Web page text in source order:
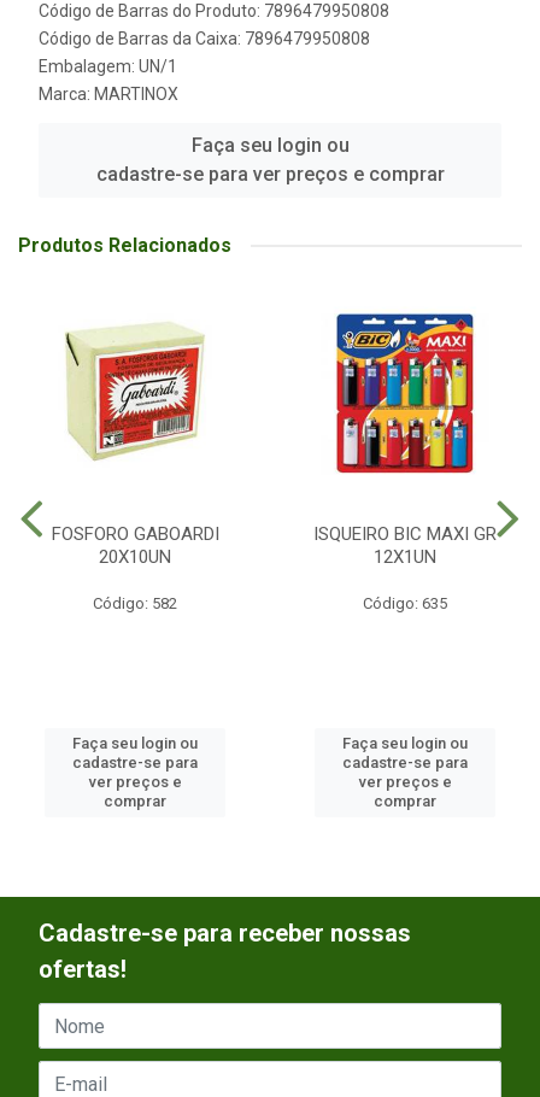
Código de Barras do Produto: 7896479950808
Código de Barras da Caixa: 7896479950808
Embalagem: UN/1
Marca: MARTINOX
Faça seu login ou
cadastre-se para ver preços e comprar
Produtos Relacionados
FOSFORO GABOARDI
20X10UN
Código: 582
Faça seu login ou
cadastre-se para
ver preços e
comprar
ISQUEIRO BIC MAXI GR
12X1UN
Código: 635
Faça seu login ou
cadastre-se para
ver preços e
comprar
Cadastre-se para receber nossas
ofertas!